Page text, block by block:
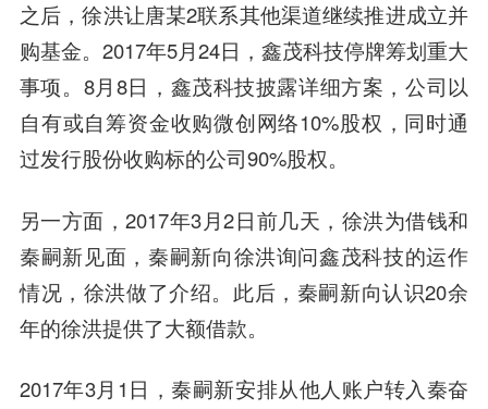
之后，徐洪让唐某2联系其他渠道继续推进成立并
购基金。2017年5月24日，鑫茂科技停牌筹划重大
事项。8月8日，鑫茂科技披露详细方案，公司以
自有或自筹资金收购微创网络10%股权，同时通
过发行股份收购标的公司90%股权。
另一方面，2017年3月2日前几天，徐洪为借钱和
秦嗣新见面，秦嗣新向徐洪询问鑫茂科技的运作
情况，徐洪做了介绍。此后，秦嗣新向认识20余
年的徐洪提供了大额借款。
2017年3月1日，秦嗣新安排从他人账户转入秦奋